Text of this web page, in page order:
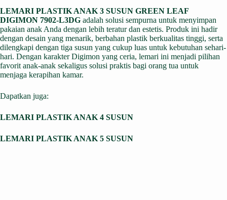
LEMARI PLASTIK ANAK 3 SUSUN GREEN LEAF
DIGIMON 7902-L3DG adalah solusi sempurna untuk menyimpan
pakaian anak Anda dengan lebih teratur dan estetis. Produk ini hadir
dengan desain yang menarik, berbahan plastik berkualitas tinggi, serta
dilengkapi dengan tiga susun yang cukup luas untuk kebutuhan sehari-
hari. Dengan karakter Digimon yang ceria, lemari ini menjadi pilihan
favorit anak-anak sekaligus solusi praktis bagi orang tua untuk
menjaga kerapihan kamar.
Dapatkan juga:
LEMARI PLASTIK ANAK 4 SUSUN
LEMARI PLASTIK ANAK 5 SUSUN